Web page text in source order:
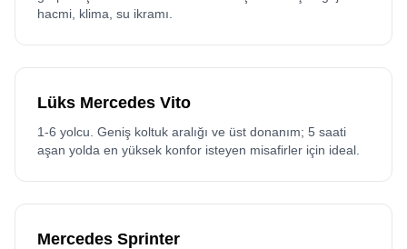
hacmi, klima, su ikramı.
Lüks Mercedes Vito
1-6 yolcu. Geniş koltuk aralığı ve üst donanım; 5 saati
aşan yolda en yüksek konfor isteyen misafirler için ideal.
Mercedes Sprinter